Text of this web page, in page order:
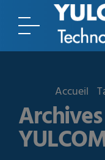
Accueil